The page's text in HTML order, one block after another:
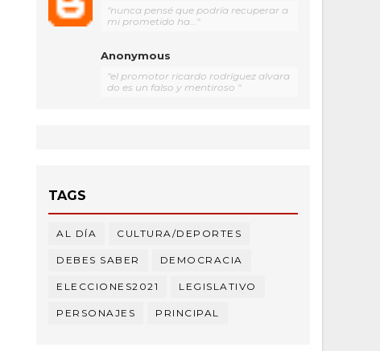
"nunca pensé que podría recuperar a
mi prometido ha..."
Anonymous
"el promotor ricardo rodríguez alvara
do es un falso y mentiroso "
TAGS
AL DÍA CULTURA/DEPORTES
DEBES SABER DEMOCRACIA
ELECCIONES2021 LEGISLATIVO
PERSONAJES PRINCIPAL